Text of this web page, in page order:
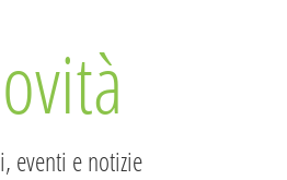
eventi e notizie